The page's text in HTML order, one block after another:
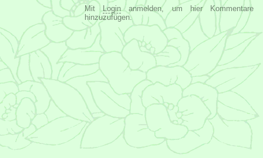
Mit Loginanmelden, um hier Kommentare
hinzuzufügen.